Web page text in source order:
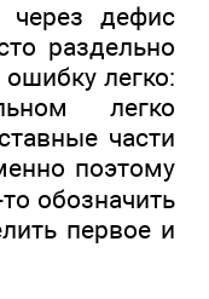
через дефис
раздельно
легко:
легко
части
поэтому
обозначить
первое и